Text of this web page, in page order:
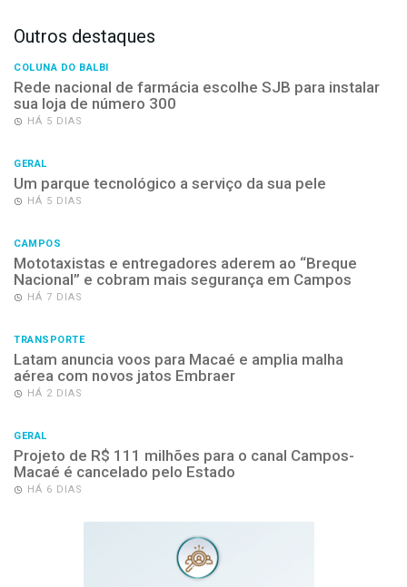
Outros destaques
COLUNA DO BALBI
Rede nacional de farmácia escolhe SJB para instalar
sua loja de número 300
HÁ 5 DIAS
GERAL
Um parque tecnológico a serviço da sua pele
HÁ 5 DIAS
CAMPOS
Mototaxistas e entregadores aderem ao “Breque
Nacional” e cobram mais segurança em Campos
HÁ 7 DIAS
TRANSPORTE
Latam anuncia voos para Macaé e amplia malha
aérea com novos jatos Embraer
HÁ 2 DIAS
GERAL
Projeto de R$ 111 milhões para o canal Campos-
Macaé é cancelado pelo Estado
HÁ 6 DIAS